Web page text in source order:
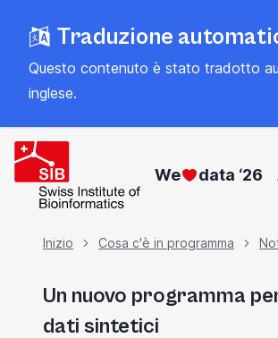
contenuto
principale
Traduzione
Questo contenuto è stato tradotto
inglese.
We data ‘26
Briciola
di
Inizio Cosa c'è in programma
Un nuovo programma
dati sintetici